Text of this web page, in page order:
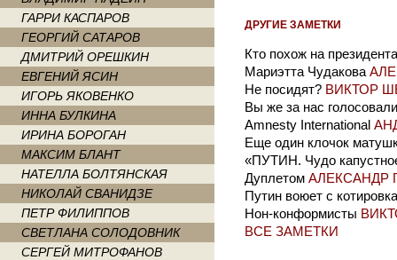
ГАРРИ КАСПАРОВ
ГЕОРГИЙ САТАРОВ
ДМИТРИЙ ОРЕШКИН
ЕВГЕНИЙ ЯСИН
ИГОРЬ ЯКОВЕНКО
ИННА БУЛКИНА
ИРИНА БОРОГАН
МАКСИМ БЛАНТ
НАТЕЛЛА БОЛТЯНСКАЯ
НИКОЛАЙ СВАНИДЗЕ
ПЕТР ФИЛИППОВ
СВЕТЛАНА СОЛОДОВНИК
СЕРГЕЙ МИТРОФАНОВ
ДРУГИЕ ЗАМЕТКИ
Кто похож на
Мариэтта Чудакова
Не посидят? ВИКТОР
Вы же за нас голосовали
Amnesty International
Еще один клочок
«ПУТИН. Чудо
Дуплетом АЛЕКСАНДР
Путин воюет с
Нон-конформисты
ВСЕ ЗАМЕТКИ